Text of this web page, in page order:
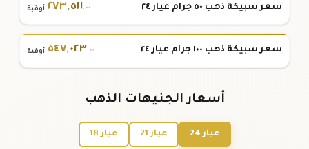
سعر سبيكة ذهب ٥٠ جرام عيار ٢٤ ٢٧٣,٥١١.٠٠ أوقية
سعر سبيكة ذهب ١٠٠ جرام عيار ٢٤ ٥٤٧,٠٢٣.٠٠ أوقية
أسعار الجنيهات الذهب
عيار 24 عيار 21 عيار 18